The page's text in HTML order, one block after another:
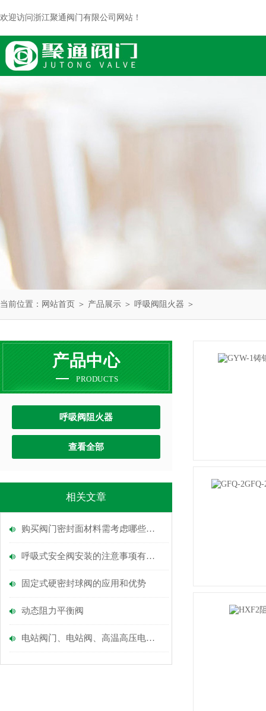
欢迎访问浙江聚通阀门有限公司网站！
当前位置： 网站首页 ＞ 产品展示 ＞ 呼吸阀阻火器 ＞
产品中心
PRODUCTS
呼吸阀阻火器
查看全部
相关文章
购买阀门密封面材料需考虑哪些因素
呼吸式安全阀安装的注意事项有哪些呢？
固定式硬密封球阀的应用和优势
动态阻力平衡阀
电站阀门、电站阀、高温高压电站阀门